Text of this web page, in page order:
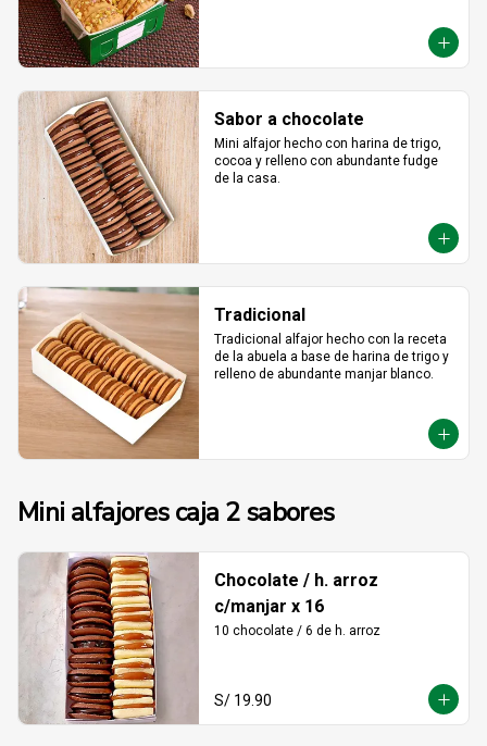
Sabor a chocolate
Mini alfajor hecho con harina de trigo,
cocoa y relleno con abundante fudge
de la casa.
Tradicional
Tradicional alfajor hecho con la receta
de la abuela a base de harina de trigo y
relleno de abundante manjar blanco.
Mini alfajores caja 2 sabores
Chocolate / h. arroz
c/manjar x 16
10 chocolate / 6 de h. arroz
S/ 19.90